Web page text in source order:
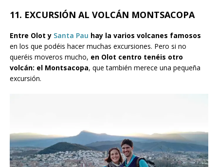
11. EXCURSIÓN AL VOLCÁN MONTSACOPA
Entre Olot y Santa Pau hay la varios volcanes famosos
en los que podéis hacer muchas excursiones. Pero si no
queréis moveros mucho, en Olot centro tenéis otro
volcán: el Montsacopa, que también merece una pequeña
excursión.